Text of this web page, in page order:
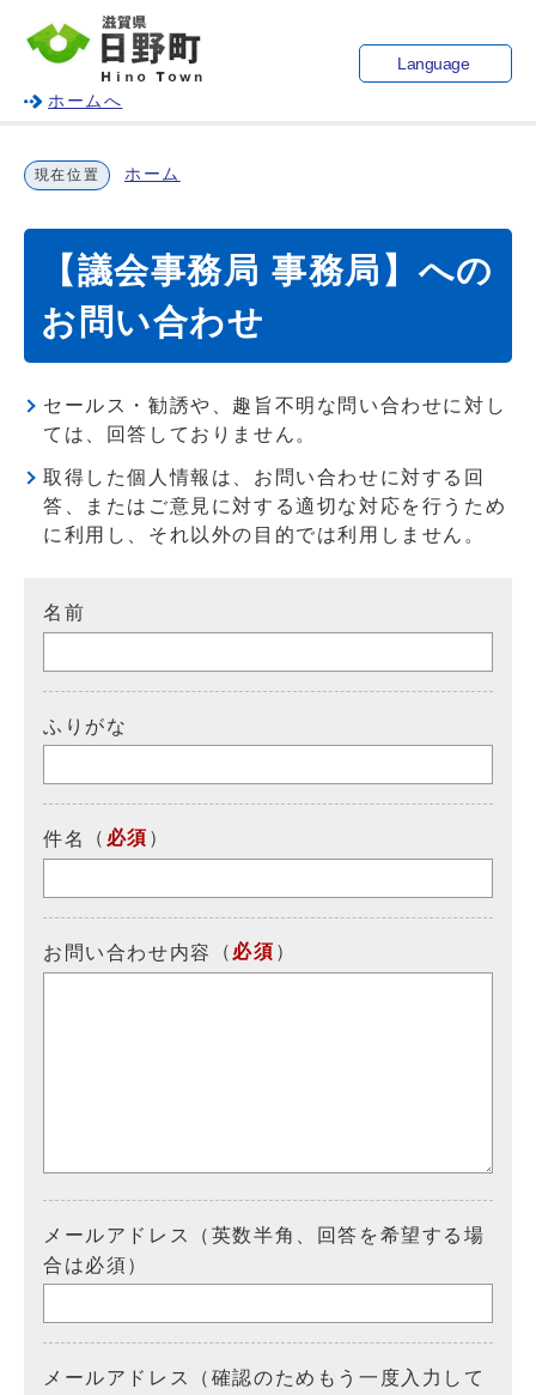
ホームへ
Language
現在位置 ホーム
【議会事務局 事務局】への
お問い合わせ
セールス・勧誘や、趣旨不明な問い合わせに対し
ては、回答しておりません。
取得した個人情報は、お問い合わせに対する回
答、またはご意見に対する適切な対応を行うため
に利用し、それ以外の目的では利用しません。
名前
ふりがな
件名 （ 必須 ）
お問い合わせ内容 （ 必須 ）
メールアドレス（英数半角、回答を希望する場
合は必須）
メールアドレス（確認のためもう一度入力して